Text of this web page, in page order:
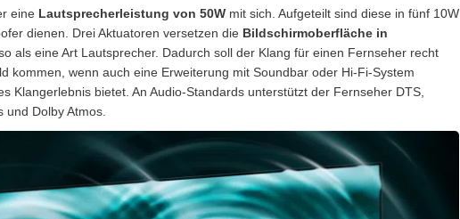
eine Lautsprecherleistung von 50W mit sich. Aufgeteilt sind diese in fünf 10W
dienen. Drei Aktuatoren versetzen die Bildschirmoberfläche in
als eine Art Lautsprecher. Dadurch soll der Klang für einen Fernseher recht
kommen, wenn auch eine Erweiterung mit Soundbar oder Hi-Fi-System
Klangerlebnis bietet. An Audio-Standards unterstützt der Fernseher DTS,
und Dolby Atmos.